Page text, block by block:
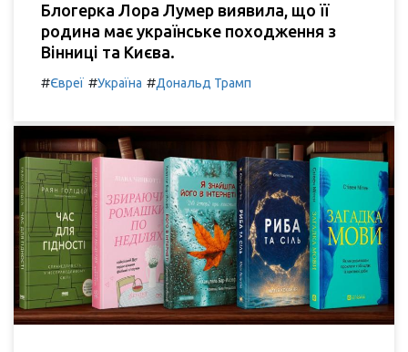
Блогерка Лора Лумер виявила, що її
родина має українське походження з
Вінниці та Києва.
#Євреї #Україна #Дональд Трамп